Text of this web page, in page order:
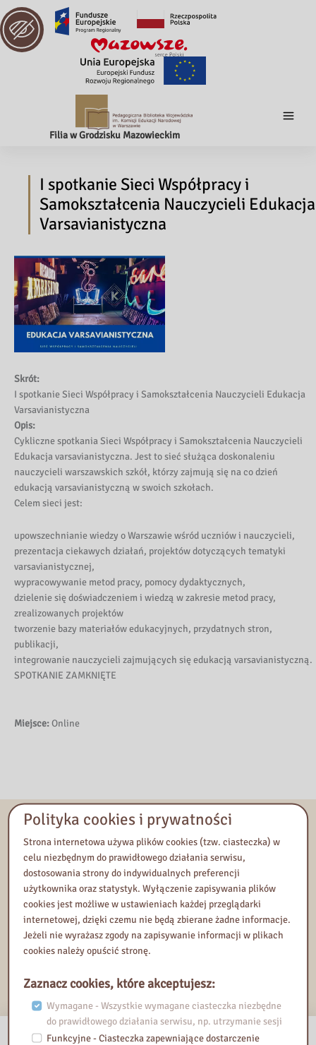
Filia w Grodzisku Mazowieckim
I spotkanie Sieci Współpracy i
Samokształcenia Nauczycieli Edukacja
Varsavianistyczna
Skrót:
I spotkanie Sieci Współpracy i Samokształcenia Nauczycieli Edukacja
Varsavianistyczna
Opis:
Cykliczne spotkania Sieci Współpracy i Samokształcenia Nauczycieli
Edukacja varsavianistyczna. Jest to sieć służąca doskonaleniu
nauczycieli warszawskich szkół, którzy zajmują się na co dzień
edukacją varsavianistyczną w swoich szkołach.
Celem sieci jest:
upowszechnianie wiedzy o Warszawie wśród uczniów i nauczycieli,
prezentacja ciekawych działań, projektów dotyczących tematyki
varsavianistycznej,
wypracowywanie metod pracy, pomocy dydaktycznych,
dzielenie się doświadczeniem i wiedzą w zakresie metod pracy,
zrealizowanych projektów
tworzenie bazy materiałów edukacyjnych, przydatnych stron,
publikacji,
integrowanie nauczycieli zajmujących się edukacją varsavianistyczną.
SPOTKANIE ZAMKNIĘTE
Miejsce:Online
Początek wydarzenia: 20 Wrzesień 2021, 12:00
Koniec wydarzenia:
20 Wrzesień 2021, 15:00
Koordynator: Lilla Kołodziejczyk, Anna Wigura
Kontakt
Dodaj do Kalendarza Google
Polityka cookies i prywatności
Strona internetowa używa plików cookies (tzw. ciasteczka) w
celu niezbędnym do prawidłowego działania serwisu,
dostosowania strony do indywidualnych preferencji
użytkownika oraz statystyk. Wyłączenie zapisywania plików
cookies jest możliwe w ustawieniach każdej przeglądarki
internetowej, dzięki czemu nie będą zbierane żadne informacje.
Jeżeli nie wyrażasz zgody na zapisywanie informacji w plikach
cookies należy opuścić stronę.
Zaznacz cookies, które akceptujesz:
Wymagane - Wszystkie wymagane ciasteczka niezbędne
do prawidłowego działania serwisu, np. utrzymanie sesji
Funkcyjne - Ciasteczka zapewniające dostarczenie